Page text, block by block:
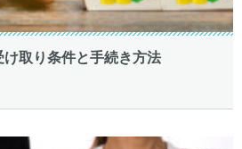
取り条件と手続き方法